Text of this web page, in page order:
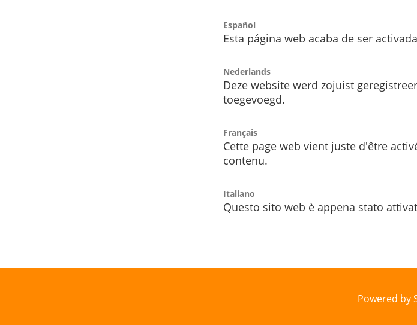
Español
Esta página web acaba de ser
Nederlands
Deze website werd zojuist
toegevoegd.
Français
Cette page web vient juste d'être
contenu.
Italiano
Questo sito web è appena stato
Powered by